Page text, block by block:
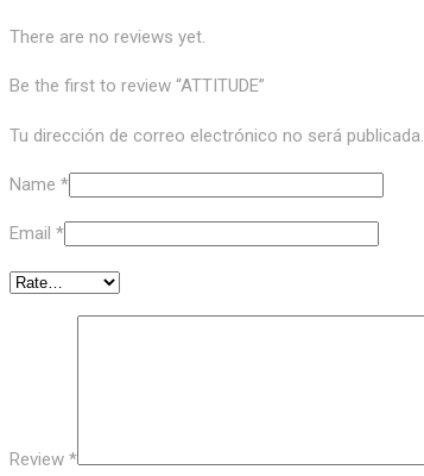
There are no reviews yet.
Be the first to review “ATTITUDE”
Tu dirección de correo electrónico no será publicada.
Name *
Email *
Review *